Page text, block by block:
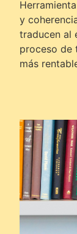
y
traducen al
proceso de
más